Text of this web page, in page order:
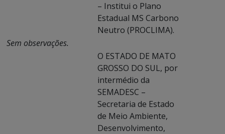
– Institui o Plano
Estadual MS Carbono
Neutro (PROCLIMA).
Sem observações.
O ESTADO DE MATO
GROSSO DO SUL, por
intermédio da
SEMADESC –
Secretaria de Estado
de Meio Ambiente,
Desenvolvimento,